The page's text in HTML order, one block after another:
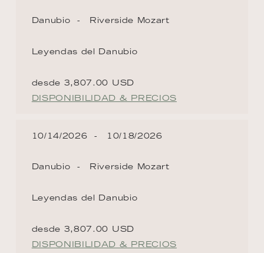
Danubio Riverside Mozart
Leyendas del Danubio
desde 3,807.00 USD
DISPONIBILIDAD & PRECIOS
10/14/2026 10/18/2026
Danubio Riverside Mozart
Leyendas del Danubio
desde 3,807.00 USD
DISPONIBILIDAD & PRECIOS